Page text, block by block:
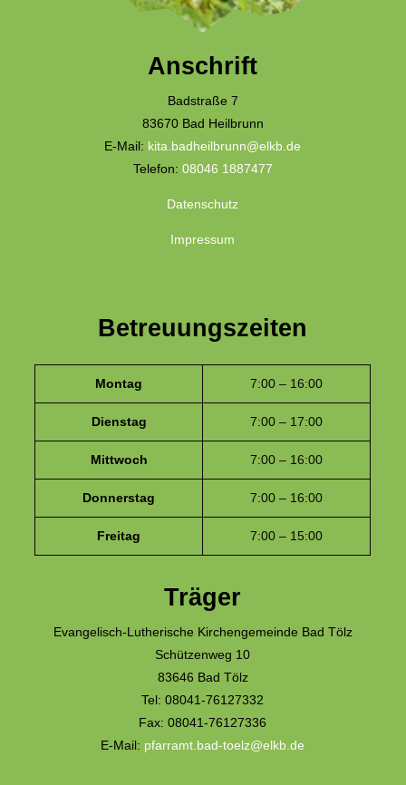
Anschrift
Badstraße 7
83670 Bad Heilbrunn
E-Mail: kita.badheilbrunn@elkb.de
Telefon: 08046 1887477
Datenschutz
Impressum
Betreuungszeiten
Montag 7:00 – 16:00
Dienstag 7:00 – 17:00
Mittwoch 7:00 – 16:00
Donnerstag 7:00 – 16:00
Freitag 7:00 – 15:00
Träger
Evangelisch-Lutherische Kirchengemeinde Bad Tölz
Schützenweg 10
83646 Bad Tölz
Tel: 08041-76127332
Fax: 08041-76127336
E-Mail: pfarramt.bad-toelz@elkb.de